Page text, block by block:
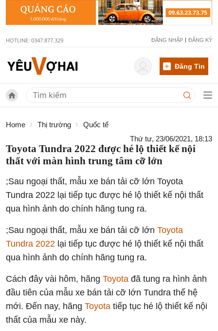
HOTLINE: 0347.877.329 ĐĂNG NHẬP ĐĂNG KÝ
Đăng Tin
Home Thị trường
Quốc tế
Thứ tư, 23/06/2021, 18:13
Toyota Tundra 2022 được hé lộ thiết kế nội
thất với màn hình trung tâm cỡ lớn
;Sau ngoại thất, mẫu xe bán tải cỡ lớn Toyota
Tundra 2022 lại tiếp tục được hé lộ thiết kế nội thất
qua hình ảnh do chính hãng tung ra.
;Sau ngoại thất, mẫu xe bán tải cỡ lớn Toyota
Tundra 2022 lại tiếp tục được hé lộ thiết kế nội thất
qua hình ảnh do chính hãng tung ra.
Cách đây vài hôm, hãng Toyota đã tung ra hình ảnh
đầu tiên của mẫu xe bán tải cỡ lớn Tundra thế hệ
mới. Đến nay, hãng Toyota tiếp tục hé lộ thiết kế nội
thất của mẫu xe này.